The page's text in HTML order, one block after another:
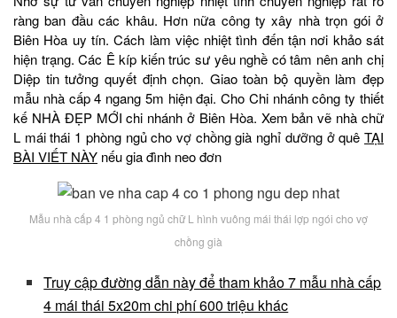
ràng ban đầu các khâu. Hơn nữa công ty xây nhà trọn gói ở
Biên Hòa uy tín. Cách làm việc nhiệt tình đến tận nơi khảo sát
hiện trạng. Các Ê kíp kiến trúc sư yêu nghề có tâm nên anh chị
Diệp tin tưởng quyết định chọn. Giao toàn bộ quyền làm đẹp
mẫu nhà cấp 4 ngang 5m hiện đại. Cho Chi nhánh công ty thiết
kế NHÀ ĐẸP MỚI chi nhánh ở Biên Hòa. Xem bản vẽ nhà chữ
L mái thái 1 phòng ngủ cho vợ chồng già nghỉ dưỡng ở quê TẠI
BÀI VIẾT NÀY nếu gia đình neo đơn
Mẫu nhà cấp 4 1 phòng ngủ chữ L hình vuông mái thái lợp ngói cho vợ
chồng già
Truy cập đường dẫn này để tham khảo 7 mẫu nhà cấp
4 mái thái 5x20m chi phí 600 triệu khác